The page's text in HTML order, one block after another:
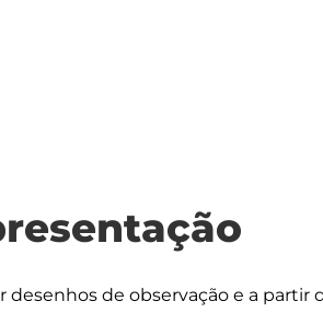
desenhos de observação e a partir